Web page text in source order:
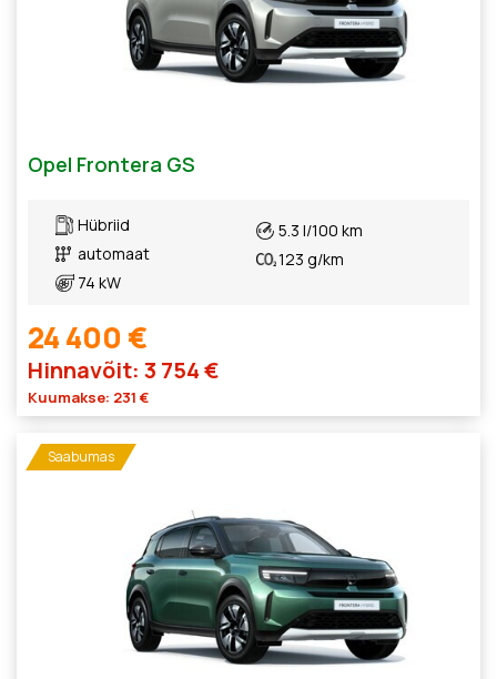
Opel Frontera GS
Hübriid
automaat
74 kW
5.3 l/100 km
123 g/km
24 400 €
Hinnavõit: 3 754 €
Kuumakse: 231 €
Saabumas